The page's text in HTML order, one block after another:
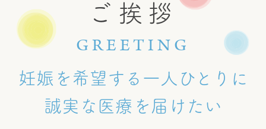
ご挨拶
GREETING
妊娠を希望する一人ひとりに
誠実な医療を届けたい